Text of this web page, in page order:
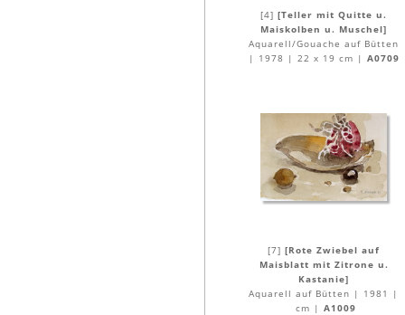
[4] [Teller mit Quitte u.
Maiskolben u. Muschel]
Aquarell/Gouache auf Bütten
| 1978 | 22 x 19 cm | A0709
[7] [Rote Zwiebel auf
Maisblatt mit Zitrone u.
Kastanie]
Aquarell auf Bütten | 1981 |
cm | A1009